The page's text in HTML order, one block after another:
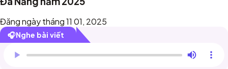
Đăng ngày tháng 11 01, 2025
🎧Nghe bài viết
Trình duyệt này chưa hỗ trợ đọc bài viết.